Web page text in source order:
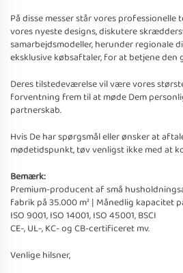
På disse messer står vores
vores nyeste designs, diskutere
samarbejdsmodeller, herunder regionale
eksklusive købsaftaler, for at betjene den
Deres tilstedeværelse vil være vores
forventning frem til at møde Dem
partnerskab.
Hvis De har spørgsmål eller ønsker at
mødetidspunkt, tøv venligst ikke med at
Bemærk:
Premium-producent af små
fabrik på 35.000 m² | Månedlig kapacitet
ISO 9001, ISO 14001, ISO 45001, BSCI
CE-, UL-, KC- og CB-certificeret mv.
Venlige hilsner,